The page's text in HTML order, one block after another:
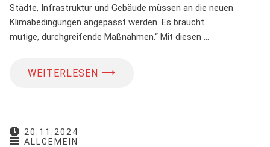
Städte, Infrastruktur und Gebäude müssen an die neuen
Klimabedingungen angepasst werden. Es braucht
mutige, durchgreifende Maßnahmen.“ Mit diesen …
WEITERLESEN ⟶
20.11.2024
ALLGEMEIN